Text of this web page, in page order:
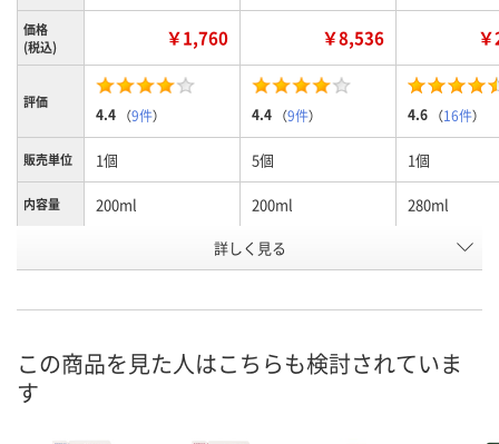
価格
(税込)
￥1,760 ￥8,536
評価
4.4 （9件） 4.4 （9件） 4.6 （16件）
販売単位 1個 5個 1個
内容量 200ml 200ml 280ml
ER03851 AW37695
詳しく見る
この商品を見た人はこちらも検討されていま
す